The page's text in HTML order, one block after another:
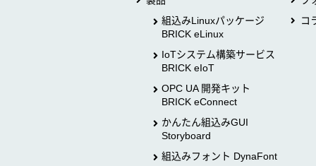
組込みLinuxパッケージ
BRICK eLinux
IoTシステム構築サービス
BRICK eIoT
OPC UA 開発キット
BRICK eConnect
かんたん組込みGUI
Storyboard
組込みフォント DynaFont
コ